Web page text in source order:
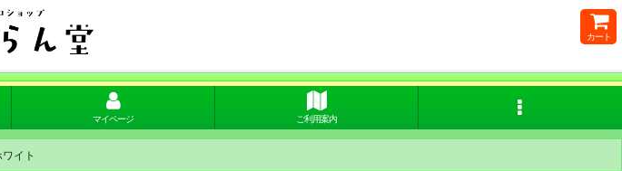
カート
マイページ ご利用案内
ワイト